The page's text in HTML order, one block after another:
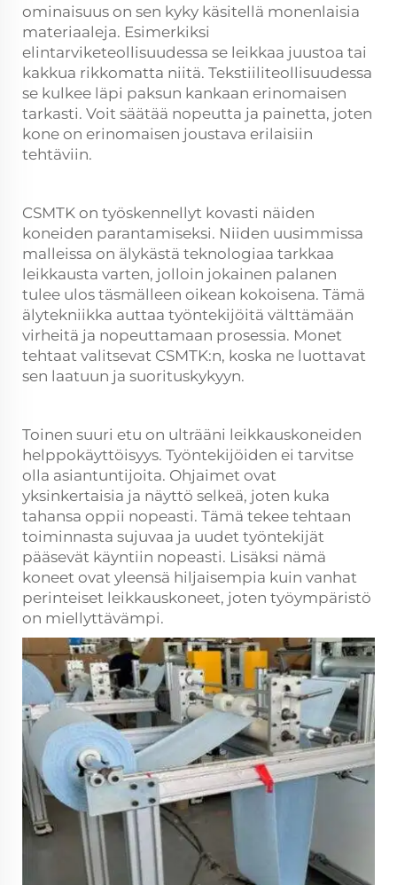
ominaisuus on sen kyky käsitellä monenlaisia
materiaaleja. Esimerkiksi
elintarviketeollisuudessa se leikkaa juustoa tai
kakkua rikkomatta niitä. Tekstiiliteollisuudessa
se kulkee läpi paksun kankaan erinomaisen
tarkasti. Voit säätää nopeutta ja painetta, joten
kone on erinomaisen joustava erilaisiin
tehtäviin.
CSMTK on työskennellyt kovasti näiden
koneiden parantamiseksi. Niiden uusimmissa
malleissa on älykästä teknologiaa tarkkaa
leikkausta varten, jolloin jokainen palanen
tulee ulos täsmälleen oikean kokoisena. Tämä
älytekniikka auttaa työntekijöitä välttämään
virheitä ja nopeuttamaan prosessia. Monet
tehtaat valitsevat CSMTK:n, koska ne luottavat
sen laatuun ja suorituskykyyn.
Toinen suuri etu on ulträäni leikkauskoneiden
helppokäyttöisyys. Työntekijöiden ei tarvitse
olla asiantuntijoita. Ohjaimet ovat
yksinkertaisia ja näyttö selkeä, joten kuka
tahansa oppii nopeasti. Tämä tekee tehtaan
toiminnasta sujuvaa ja uudet työntekijät
pääsevät käyntiin nopeasti. Lisäksi nämä
koneet ovat yleensä hiljaisempia kuin vanhat
perinteiset leikkauskoneet, joten työympäristö
on miellyttävämpi.